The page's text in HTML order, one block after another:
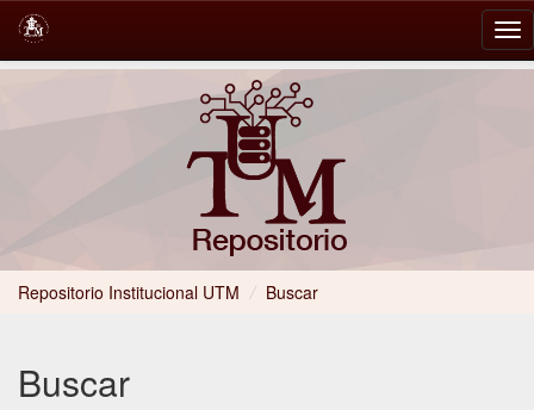
Repositorio Institucional UTM / Buscar
Buscar